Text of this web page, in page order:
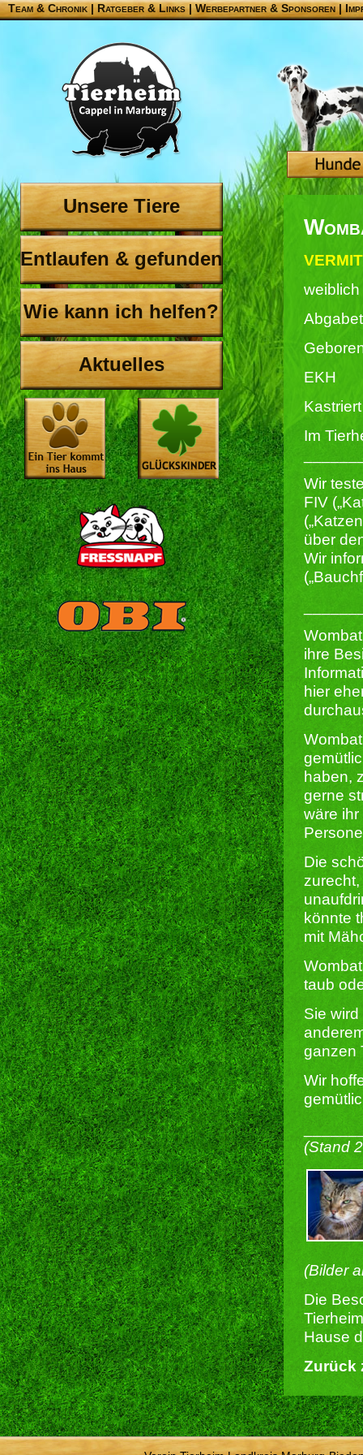
Team & Chronik |Ratgeber & Links|Werbepartner & Sponsoren|
Unsere Tiere
Entlaufen & gefunden
Wie kann ich helfen?
Aktuelles
weiblich
EKH
Im
Wir
FIV
über
Wir
ihre
hier
haben,
gerne
wäre
Die
könnte
mit
taub
Sie
ganzen
Wir
(Stand
(Bilder
Die
Hause
Zurück